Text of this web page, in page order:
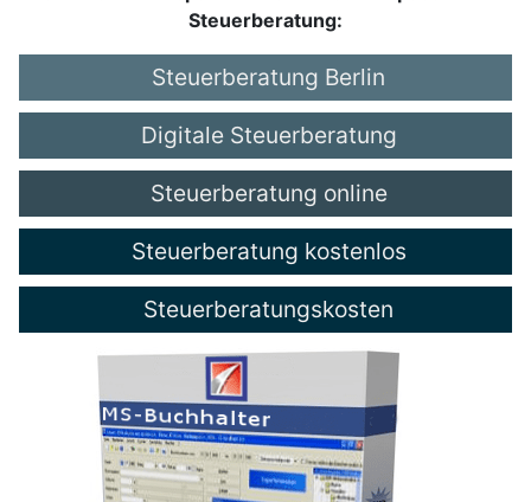
Steuerberatung:
Steuerberatung Berlin
Digitale Steuerberatung
Steuerberatung online
Steuerberatung kostenlos
Steuerberatungskosten